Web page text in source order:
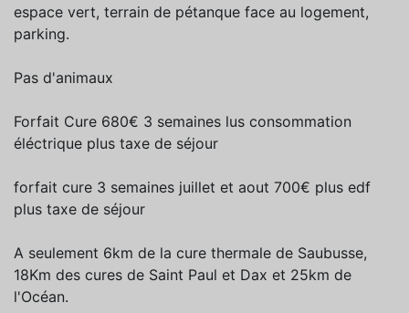
espace vert, terrain de pétanque face au logement,
parking.
Pas d'animaux
Forfait Cure 680€ 3 semaines lus consommation
éléctrique plus taxe de séjour
forfait cure 3 semaines juillet et aout 700€ plus edf
plus taxe de séjour
A seulement 6km de la cure thermale de Saubusse,
18Km des cures de Saint Paul et Dax et 25km de
l'Océan.